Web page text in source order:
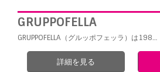
GRUPPOFELLA
GRUPPOFELLA（グルッポフェッラ）は198…
詳細を見る